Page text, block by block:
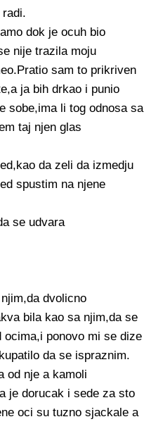
dok je ocuh bio
nije trazila moju
sam to prikriven
ja bih drkao i punio
sobe,ima li tog odnosa sa
taj njen glas
da zeli da izmedju
spustim na njene
se udvara
dvolicno
bila kao sa njim,da se
ponovo mi se dize
da se ispraznim.
od nje a kamoli
je dorucak i sede za sto
oci su tuzno sjackale a